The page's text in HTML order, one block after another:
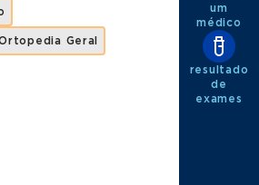
Geral
um
médico
resultado
de
exames